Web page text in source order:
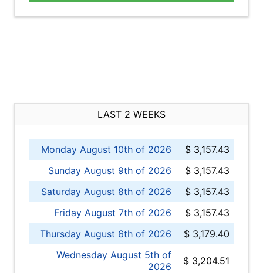
LAST 2 WEEKS
Monday August 10th of 2026
$ 3,157.43
Sunday August 9th of 2026
$ 3,157.43
Saturday August 8th of 2026
$ 3,157.43
Friday August 7th of 2026
$ 3,157.43
Thursday August 6th of 2026
$ 3,179.40
Wednesday August 5th of
2026
$ 3,204.51